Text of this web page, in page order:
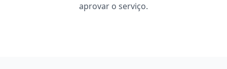
aprovar o serviço.